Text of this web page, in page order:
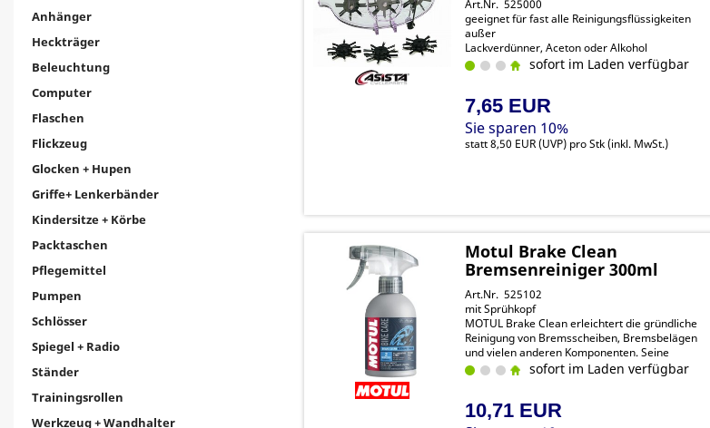
Anhänger
Heckträger
Beleuchtung
Computer
Flaschen
Flickzeug
Glocken + Hupen
Griffe+ Lenkerbänder
Kindersitze + Körbe
Packtaschen
Pflegemittel
Pumpen
Schlösser
Spiegel + Radio
Ständer
Trainingsrollen
Werkzeug + Wandhalter
Art.Nr. 525000
geeignet für fast alle Reinigungsflüssigkeiten
außer
Lackverdünner, Aceton oder Alkohol
sofort im Laden verfügbar
7,65 EUR
Sie sparen 10%
statt8,50 EUR(UVP) pro Stk (inkl. MwSt.)
Motul Brake Clean
Bremsenreiniger 300ml
Art.Nr. 525102
mit Sprühkopf
MOTUL Brake Clean erleichtert die gründliche
Reinigung von Bremsscheiben, Bremsbelägen
und vielen anderen Komponenten. Seine
vollständig biologisch abbaubare Formel ist frei
einzugehen
sofort im Laden verfügbar
10,71 EUR